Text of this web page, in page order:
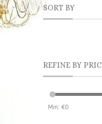
SORT BY
REFINE BY
Min: €0